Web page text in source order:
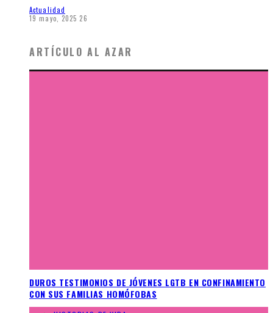
Actualidad
19 mayo, 2025 26
ARTÍCULO AL AZAR
DUROS TESTIMONIOS DE JÓVENES LGTB EN CONFINAMIENTO
CON SUS FAMILIAS HOMÓFOBAS